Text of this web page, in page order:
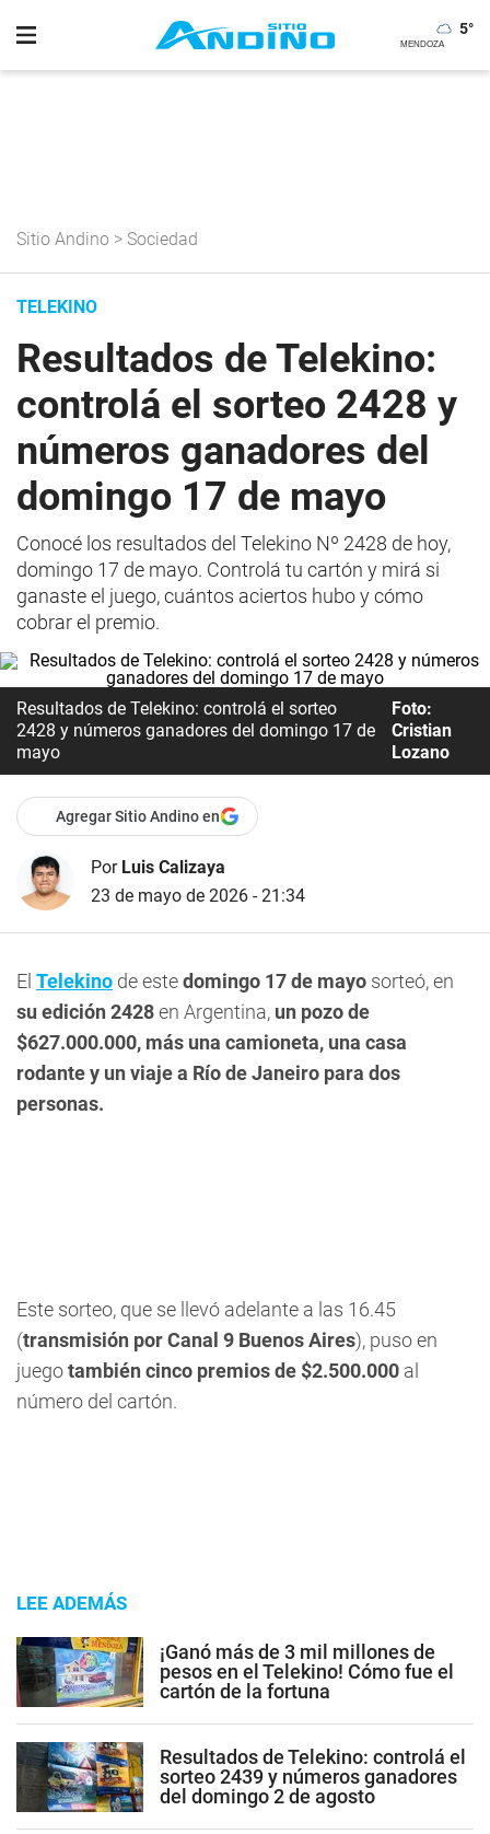
5°
Sitio Andino > Sociedad
TELEKINO
Resultados de Telekino:
controlá el sorteo 2428 y
números ganadores del
domingo 17 de mayo
Conocé los resultados del Telekino Nº 2428 de hoy,
domingo 17 de mayo. Controlá tu cartón y mirá si
ganaste el juego, cuántos aciertos hubo y cómo
cobrar el premio.
Resultados de Telekino: controlá el sorteo
2428 y números ganadores del domingo 17 de
mayo
Foto:
Cristian
Lozano
Agregar Sitio Andino en
Por Luis Calizaya
23 de mayo de 2026 - 21:34
El Telekino de estedomingo 17 de mayo sorteó, en
su edición 2428en Argentina, un pozo de
$627.000.000, más una camioneta, una casa
rodante y un viaje a Río de Janeiro para dos
personas.
Este sorteo, que se llevó adelante a las 16.45
(transmisión por Canal 9 Buenos Aires), puso en
juegotambién cinco premios de $2.500.000 al
número del cartón.
LEE ADEMÁS
¡Ganó más de 3 mil millones de
pesos en el Telekino! Cómo fue el
cartón de la fortuna
Resultados de Telekino: controlá el
sorteo 2439 y números ganadores
del domingo 2 de agosto